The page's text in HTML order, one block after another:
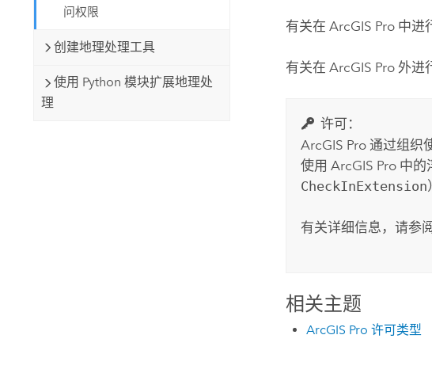
问权限
创建地理处理工具
使用 Python 模块扩展地理处
理
有关在ArcGIS Pro 中进
有关在ArcGIS Pro 外进
许可：
ArcGIS Pro通过组织
使用 ArcGIS Pro中的
CheckInExtension
有关详细信息，请参阅
相关主题
ArcGIS Pro 许可类型